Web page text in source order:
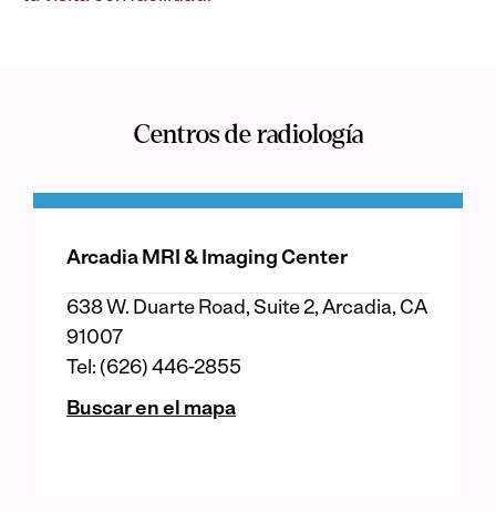
Centros de radiología
Arcadia MRI & Imaging Center
638 W. Duarte Road, Suite 2, Arcadia, CA
91007
Tel: (626) 446-2855
Buscar en el mapa